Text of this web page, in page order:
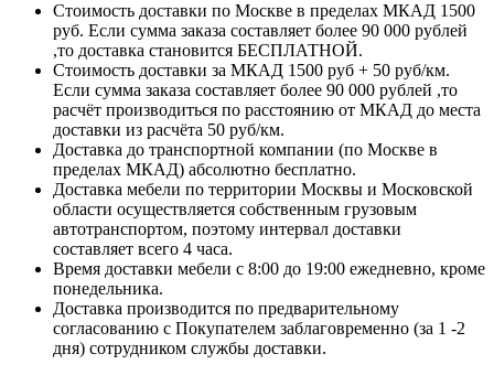
Стоимость доставки по Москве в пределах МКАД 1500
руб. Если сумма заказа составляет более 90 000 рублей
,то доставка становится БЕСПЛАТНОЙ.
Стоимость доставки за МКАД 1500 руб + 50 руб/км.
Если сумма заказа составляет более 90 000 рублей ,то
расчёт производиться по расстоянию от МКАД до места
доставки из расчёта 50 руб/км.
Доставка до транспортной компании (по Москве в
пределах МКАД) абсолютно бесплатно.
Доставка мебели по территории Москвы и Московской
области осуществляется собственным грузовым
автотранспортом, поэтому интервал доставки
составляет всего 4 часа.
Время доставки мебели с 8:00 до 19:00 ежедневно, кроме
понедельника.
Доставка производится по предварительному
согласованию с Покупателем заблаговременно (за 1 -2
дня) сотрудником службы доставки.